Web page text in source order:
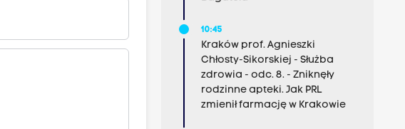
10:45
Kraków prof. Agnieszki
Chłosty-Sikorskiej - Służba
zdrowia - odc. 8. - Zniknęły
rodzinne apteki. Jak PRL
zmienił farmację w Krakowie